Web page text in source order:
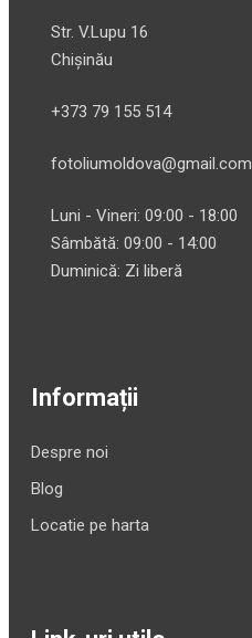
Str. V.Lupu 16
Chișinău
+373 79 155 514
fotoliumoldova@gmail.com
Luni - Vineri: 09:00 - 18:00
Sâmbătă: 09:00 - 14:00
Duminică: Zi liberă
Informații
Despre noi
Blog
Locatie pe harta